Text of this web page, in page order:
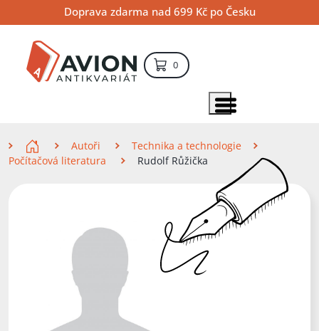
na
obsah
na
navigaci
na
vyhledávání
Doprava zdarma nad 699 Kč po Česku
0položek – košík
Zobrazit položky menu
Autoři
Technika a technologie
Počítačová literatura
Rudolf Růžička